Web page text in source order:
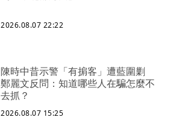
2026.08.07 22:22
陳時中昔示警「有掮客」遭藍圍剿
鄭麗文反問：知道哪些人在騙怎麼不
去抓？
2026.08.07 15:25